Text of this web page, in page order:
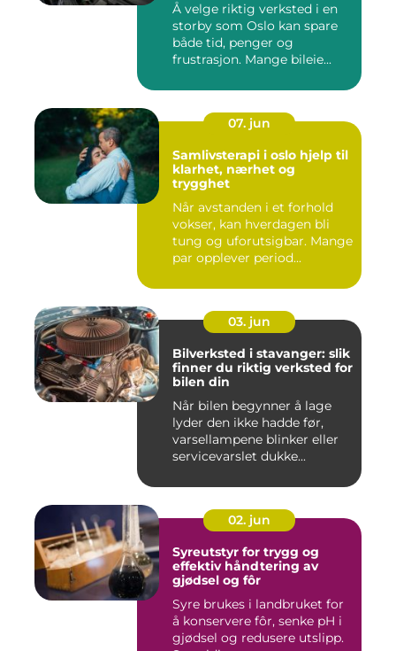
Å velge riktig verksted i en
storby som Oslo kan spare
både tid, penger og
frustrasjon. Mange bileie...
07. jun
Samlivsterapi i oslo hjelp til
klarhet, nærhet og
trygghet
Når avstanden i et forhold
vokser, kan hverdagen bli
tung og uforutsigbar. Mange
par opplever period...
03. jun
Bilverksted i stavanger: slik
finner du riktig verksted for
bilen din
Når bilen begynner å lage
lyder den ikke hadde før,
varsellampene blinker eller
servicevarslet dukke...
02. jun
Syreutstyr for trygg og
effektiv håndtering av
gjødsel og fôr
Syre brukes i landbruket for
å konservere fôr, senke pH i
gjødsel og redusere utslipp.